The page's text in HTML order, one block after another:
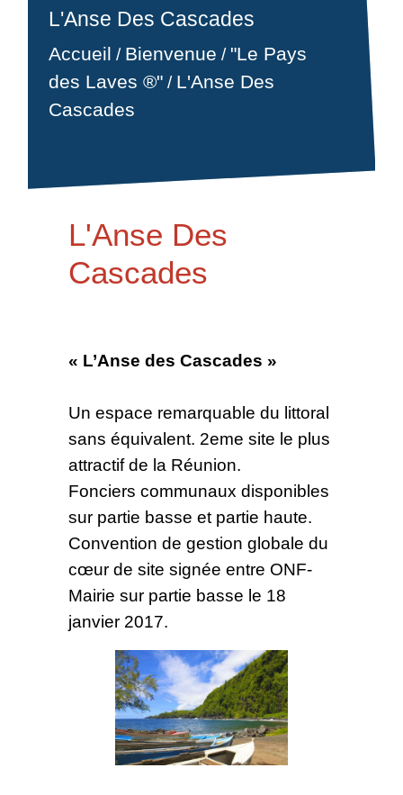
L'Anse Des Cascades
Accueil / Bienvenue / "Le Pays
des Laves ®"/ L'Anse Des
Cascades
L'Anse Des
Cascades
« L’Anse des Cascades »
Un espace remarquable du littoral
sans équivalent. 2eme site le plus
attractif de la Réunion.
Fonciers communaux disponibles
sur partie basse et partie haute.
Convention de gestion globale du
cœur de site signée entre ONF-
Mairie sur partie basse le 18
janvier 2017.